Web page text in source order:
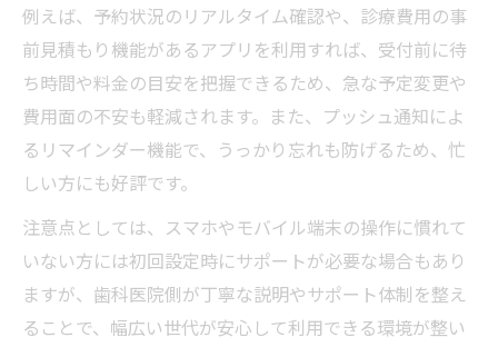
例えば、予約状況のリアルタイム確認や、診療費用の事
前見積もり機能があるアプリを利用すれば、受付前に待
ち時間や料金の目安を把握できるため、急な予定変更や
費用面の不安も軽減されます。また、プッシュ通知によ
るリマインダー機能で、うっかり忘れも防げるため、忙
しい方にも好評です。
注意点としては、スマホやモバイル端末の操作に慣れて
いない方には初回設定時にサポートが必要な場合もあり
ますが、歯科医院側が丁寧な説明やサポート体制を整え
ることで、幅広い世代が安心して利用できる環境が整い